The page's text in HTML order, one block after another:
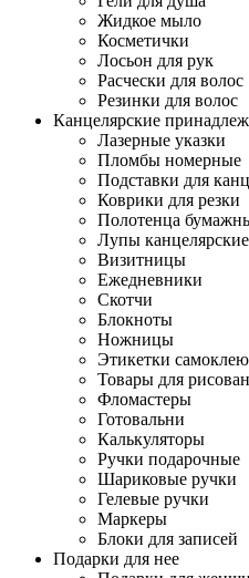
Жидкое мыло
Косметички
Лосьон для рук
Расчески для волос
Резинки для волос
Канцелярские
Лазерные указки
Пломбы номерные
Подставки для
Коврики для резки
Полотенца
Лупы канцелярские
Визитницы
Ежедневники
Скотчи
Блокноты
Ножницы
Этикетки
Товары для
Фломастеры
Готовальни
Калькуляторы
Ручки подарочные
Шариковые ручки
Гелевые ручки
Маркеры
Блоки для записей
Подарки для нее